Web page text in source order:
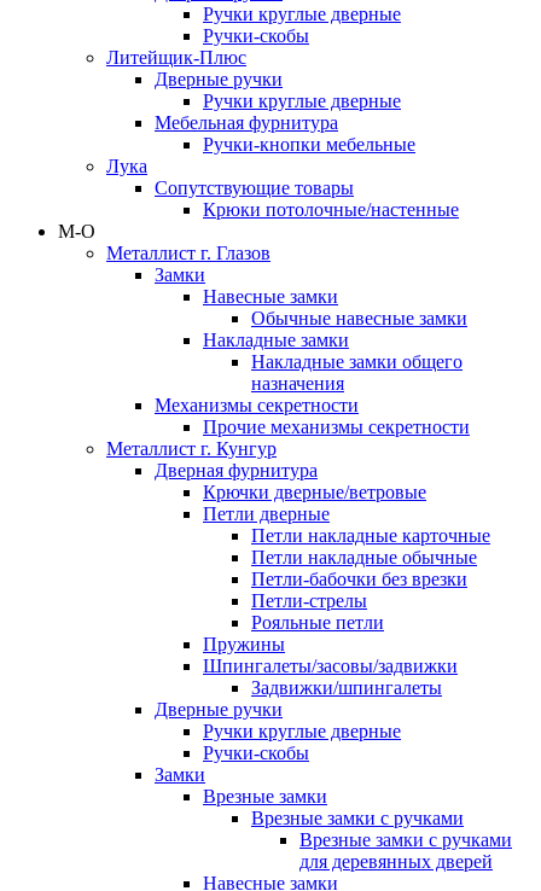
Ручки круглые дверные
Ручки-скобы
Литейщик-Плюс
Дверные ручки
Ручки круглые дверные
Мебельная фурнитура
Ручки-кнопки мебельные
Лука
Сопутствующие товары
Крюки потолочные/настенные
М-О
Металлист г. Глазов
Замки
Навесные замки
Обычные навесные замки
Накладные замки
Накладные замки общего
назначения
Механизмы секретности
Прочие механизмы секретности
Металлист г. Кунгур
Дверная фурнитура
Крючки дверные/ветровые
Петли дверные
Петли накладные карточные
Петли накладные обычные
Петли-бабочки без врезки
Петли-стрелы
Рояльные петли
Пружины
Шпингалеты/засовы/задвижки
Задвижки/шпингалеты
Дверные ручки
Ручки круглые дверные
Ручки-скобы
Замки
Врезные замки
Врезные замки с ручками
Врезные замки с ручками
для деревянных дверей
Навесные замки